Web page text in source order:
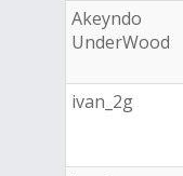
Akeyndo
UnderWood
ivan_2g